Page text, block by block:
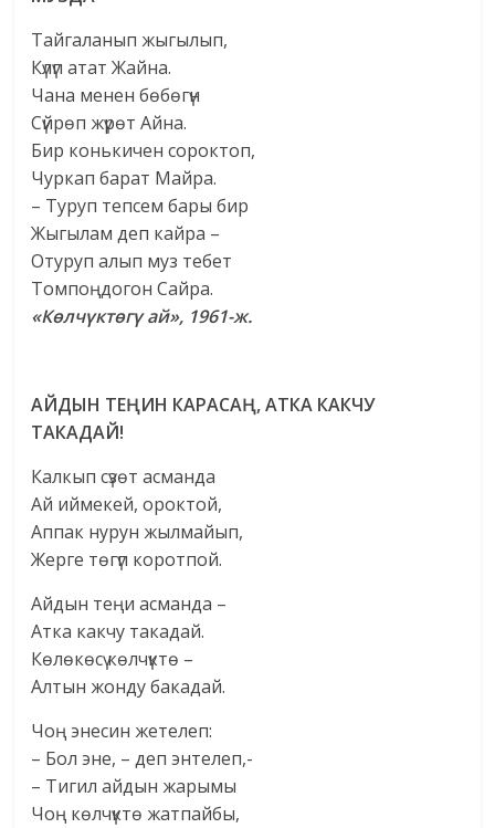
Тайгаланып жыгылып,
Күлүп атат Жайна.
Чана менен бөбөгүн
Сүйрөп жүрөт Айна.
Бир конькичен сороктоп,
Чуркап барат Майра.
– Туруп тепсем бары бир
Жыгылам деп кайра –
Отуруп алып муз тебет
Томпоңдогон Сайра.
«Көлчүктөгү ай», 1961-ж.
АЙДЫН ТЕҢИН КАРАСАҢ, АТКА КАКЧУ
ТАКАДАЙ!
Калкып сүзөт асманда
Ай иймекей, ороктой,
Аппак нурун жылмайып,
Жерге төгүп коротпой.
Айдын теңи асманда –
Атка какчу такадай.
Көлөкөсү көлчүктө –
Алтын жонду бакадай.
Чоң энесин жетелеп:
– Бол эне, – деп энтелеп,-
– Тигил айдын жарымы
Чоң көлчүктө жатпайбы,